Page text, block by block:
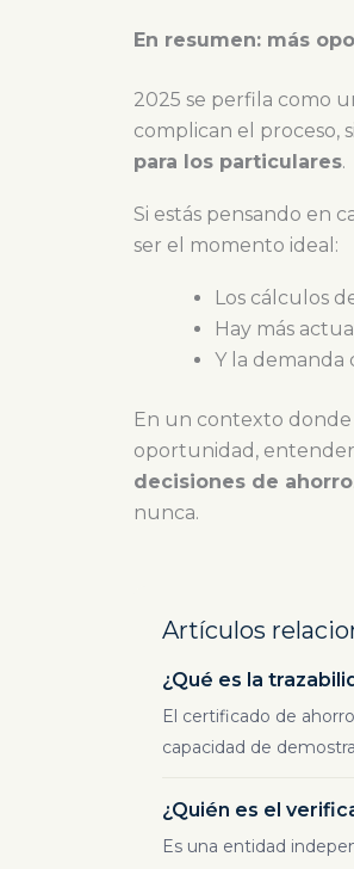
En resumen: más
2025 se perfila como
complican el proceso,
para los particulares.
Si estás pensando en
ser el momento ideal:
Los cálculos
Hay más
Y la demanda
En un contexto
oportunidad,
decisiones de ahorro
nunca.
Artículos
¿Qué es la
El certificado de
capacidad de
¿Quién es el
Es una entidad